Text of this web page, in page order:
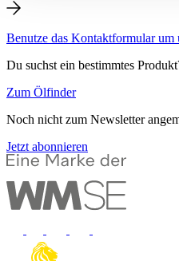
Benutze das Kontaktformular um
Du suchst ein bestimmtes
Zum Ölfinder
Noch nicht zum Newsletter
Jetzt abonnieren